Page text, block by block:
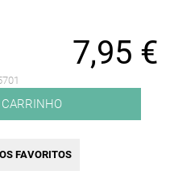
7,95 €
FAVORITOS